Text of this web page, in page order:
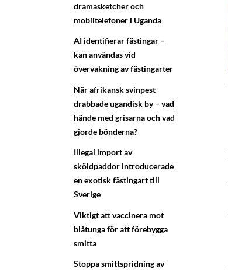
dramasketcher och
mobiltelefoner i Uganda
AI identifierar fästingar –
kan användas vid
övervakning av fästingarter
När afrikansk svinpest
drabbade ugandisk by – vad
hände med grisarna och vad
gjorde bönderna?
Illegal import av
sköldpaddor introducerade
en exotisk fästingart till
Sverige
Viktigt att vaccinera mot
blåtunga för att förebygga
smitta
Stoppa smittspridning av